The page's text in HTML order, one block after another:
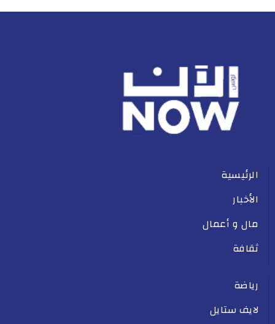
الرئيسية
الأخبار
مال و أعمال
ثقافة
رياضة
لايف ستايل